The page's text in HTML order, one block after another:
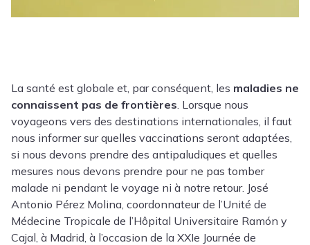
La santé est globale et, par conséquent, les maladies ne
connaissent pas de frontières . Lorsque nous
voyageons vers des destinations internationales, il faut
nous informer sur quelles vaccinations seront adaptées,
si nous devons prendre des antipaludiques et quelles
mesures nous devons prendre pour ne pas tomber
malade ni pendant le voyage ni à notre retour. José
Antonio Pérez Molina , coordonnateur de l’Unité de
Médecine Tropicale de l’Hôpital Universitaire Ramón y
Cajal, à Madrid, à l’occasion de la XXIe Journée de